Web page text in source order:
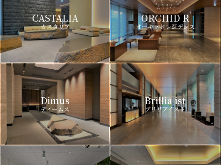
CASTALIA
カスタリア
ORCHID R
オーキッドレジデンス
Dimus
ディームス
Brillia ist
ブリリアイスト